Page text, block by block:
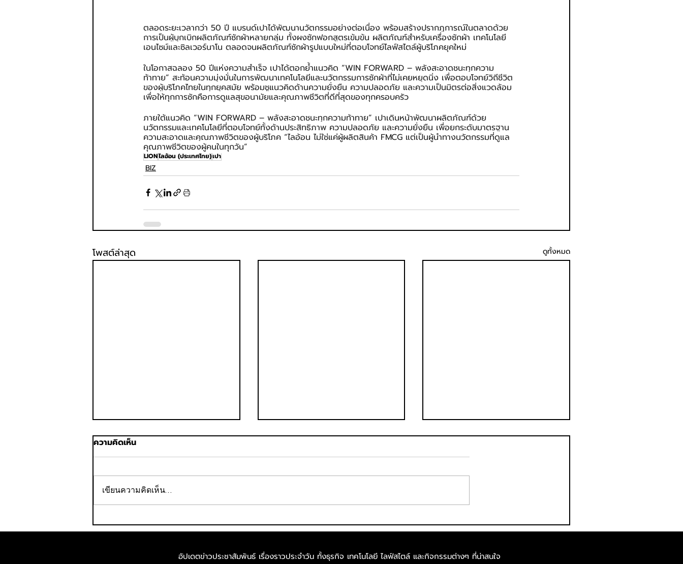
ตลอดระยะเวลากว่า 50 ปี แบรนด์เปาได้พัฒนานวัตกรรมอย่างต่อเนื่อง พร้อมสร้างปรากฏการณ์ในตลาดด้วย
การเป็นผู้บุกเบิกผลิตภัณฑ์ซักผ้าหลายกลุ่ม ทั้งผงซักฟอกสูตรเข้มข้น ผลิตภัณฑ์สำหรับเครื่องซักผ้า เทคโนโลยี
เอนไซม์และซิลเวอร์นาโน ตลอดจนผลิตภัณฑ์ซักผ้ารูปแบบใหม่ที่ตอบโจทย์ไลฟ์สไตล์ผู้บริโภคยุคใหม่
ในโอกาสฉลอง 50 ปีแห่งความสำเร็จ เปาได้ตอกย้ำแนวคิด “WIN FORWARD – พลังสะอาดชนะทุกความ
ท้าทาย” สะท้อนความมุ่งมั่นในการพัฒนาเทคโนโลยีและนวัตกรรมการซักผ้าที่ไม่เคยหยุดนิ่ง เพื่อตอบโจทย์วิถีชีวิต
ของผู้บริโภคไทยในทุกยุคสมัย พร้อมชูแนวคิดด้านความยั่งยืน ความปลอดภัย และความเป็นมิตรต่อสิ่งแวดล้อม
เพื่อให้ทุกการซักคือการดูแลสุขอนามัยและคุณภาพชีวิตที่ดีที่สุดของทุกครอบครัว
ภายใต้แนวคิด “WIN FORWARD – พลังสะอาดชนะทุกความท้าทาย” เปาเดินหน้าพัฒนาผลิตภัณฑ์ด้วย
นวัตกรรมและเทคโนโลยีที่ตอบโจทย์ทั้งด้านประสิทธิภาพ ความปลอดภัย และความยั่งยืน เพื่อยกระดับมาตรฐาน
ความสะอาดและคุณภาพชีวิตของผู้บริโภค “ไลอ้อน ไม่ใช่แค่ผู้ผลิตสินค้า FMCG แต่เป็นผู้นำทางนวัตกรรมที่ดูแล
คุณภาพชีวิตของผู้คนในทุกวัน”
LIONไลอ้อน (ประเทศไทย)เปา
BIZ
โพสต์ล่าสุด ดูทั้งหมด
Staybridge Suites
ขนส่งสินค้าใหม่ พร้อมยกระดับ
การค้าระหว่างไทยและ
เสริมเมืองอัจฉริยะ มุ่งยกระดับ
เทคโนโลยี สิ่งแวดล้อม ปัก
ความคิดเห็น
เขียนความคิดเห็น…
อัปเดตข่าวประชาสัมพันธ์ เรื่องราวประจำวัน ทั้งธุรกิจ เทคโนโลยี ไลฟ์สไตล์​ และกิจกรรมต่างๆ ที่น่าสนใจ